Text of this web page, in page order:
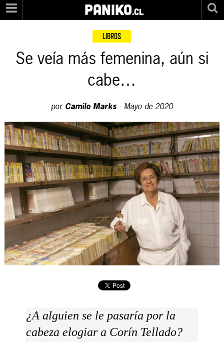
PANIKO.cl
LIBROS
Se veía más femenina, aún si
cabe…
por Camilo Marks· Mayo de 2020
¿A alguien se le pasaría por la
cabeza elogiar a Corín Tellado?